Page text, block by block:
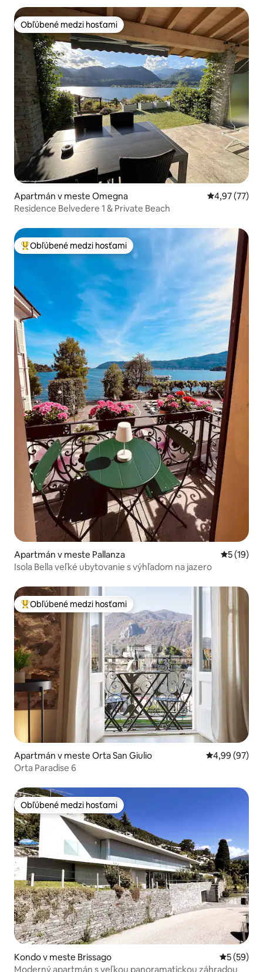
Obľúbené medzi hosťami
Obľúbené medzi hosťami
Apartmán v meste Omegna Priemerné
4,97 (77)
Residence Belvedere 1 & Private Beach
Najobľúbenejšie medzi hosťami
Obľúbené medzi hosťami
Apartmán v meste Pallanza
5 (19)
Isola Bella veľké ubytovanie s výhľadom na jazero
Najobľúbenejšie medzi hosťami
Obľúbené medzi hosťami
Apartmán v meste Orta San Giulio Priemerné
4,99 (97)
Orta Paradise 6
Obľúbené medzi hosťami
Obľúbené medzi hosťami
Kondo v meste Brissago
5 (59)
Moderný apartmán s veľkou panoramatickou záhradou